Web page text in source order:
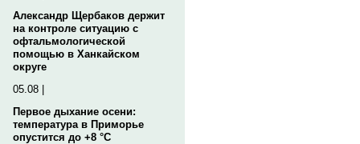
Александр Щербаков держит
на контроле ситуацию с
офтальмологической
помощью в Ханкайском
округе
05.08 |
Первое дыхание осени:
температура в Приморье
опустится до +8 °C